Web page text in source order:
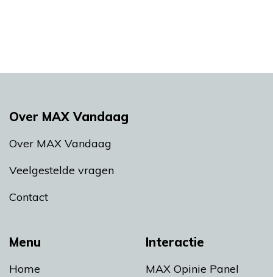
Menu
Home
Interactie
MAX Opinie Panel
Over MAX Vandaag
Over MAX Vandaag
Veelgestelde vragen
Contact